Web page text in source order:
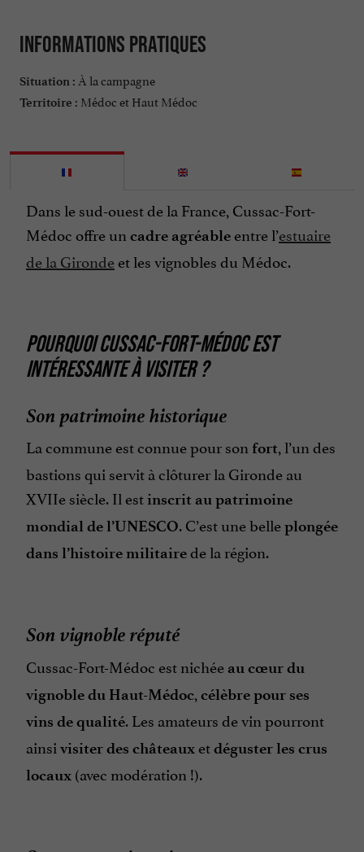
Informations pratiques
Situation : À la campagne
Territoire : Médoc et Haut Médoc
Dans le sud-ouest de la France, Cussac-Fort-
Médoc offre un cadre agréable entre l’estuaire
de la Girondeet les vignobles du Médoc.
POURQUOI CUSSAC-FORT-MÉDOC EST
INTÉRESSANTE À VISITER ?
Son patrimoine historique
La commune est connue pour son fort, l’un des
bastions qui servit à clôturer la Gironde au
XVIIe siècle. Il estinscrit au patrimoine
mondial de l’UNESCO. C’est une belleplongée
dans l’histoire militairede la région.
Son vignoble réputé
Cussac-Fort-Médoc est nichée au cœur du
vignoble du Haut-Médoc, célèbre pour ses
vins de qualité. Les amateurs de vin pourront
ainsi visiter des châteaux etdéguster les crus
locaux (avec modération !).